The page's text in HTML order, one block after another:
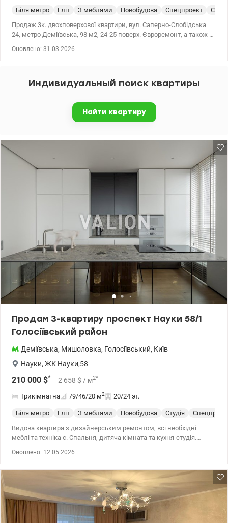
Біля метро Еліт З меблями Новобудова Спецпроект
С
Продаж 3к. двохповерхової квартири, вул. Саперно-Слобідська
24, метро Деміївська, 98 м2, 24-25 поверх. Євроремонт, а також в
Дизайнерський ремонт. Розвинена інфраструктура: магазини,
до центру столиці, до метро Деміївська 15 хвилин, до ТРЦ
Оушен Плаза 20 хв. 044 200 10 80 Valion.ua/1145082
Оновлено: 31.03.2026
Индивидуальный поиск квартиры
Найти квартиру
Продам 3-квартиру проспект Науки 58/1
Голосіївський район
Деміївська, Мишоловка, Голосіївський, Київ
Науки, ЖК Науки,58
210 000 $* 2 658 $ / м2*
Трикімнатна 79/46/20 м2 20/24 эт.
Біля метро Еліт З меблями Новобудова Студія
Видова квартира з дизайнерським ремонтом, всі необхідні
меблі та техніка є. Спальня, дитяча кімната та кухня-студія.
переваги: Цілодобова охорона, укриття в будинку. Поруч дитячий
садочок та дитячий майданчик. 044 200 10 80 Valion.ua/1133461
Оновлено: 12.05.2026